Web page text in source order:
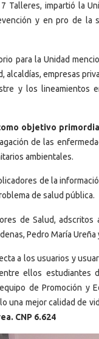
Talleres, impartió la
y en pro de
para la Unidad
empresas
y los lineamientos
objetivo
de las
ambientales.
de la
de salud pública.
de Salud,
Pedro María Ureña
a los usuarios y
ellos
de Promoción y
una mejor calidad de
CNP 6.624